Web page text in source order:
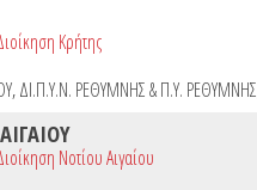
Κρήτης
,ΔΙ.Π.Υ.Ν. ΡΕΘΥΜΝΗΣ & Π.Υ. ΡΕΘΥΜΝΗΣ
Νοτίου Αιγαίου